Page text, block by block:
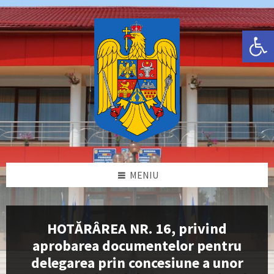
Deschide bara de unelte
Skip
to
content
Skip
to
left
sidebar
Skip
to
right
sidebar
Skip
to
footer
MENIU
HOTĂRÂREA NR. 16, privind
aprobarea documentelor pentru
delegarea prin concesiune a unor